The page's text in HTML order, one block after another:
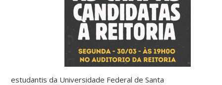
estudantis da Universidade Federal de Santa